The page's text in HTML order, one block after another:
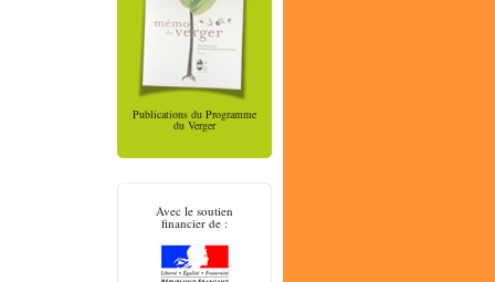
Publications du Programme
du Verger
Avec le soutien
financier de :